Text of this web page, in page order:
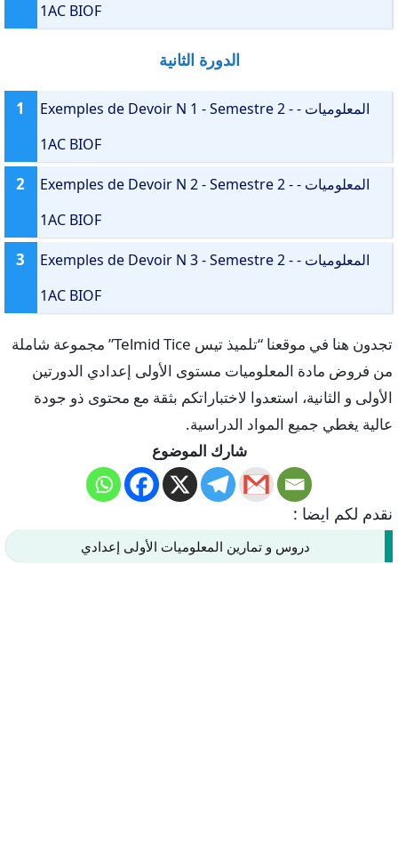
1AC BIOF
الدورة الثانية
1
Exemples de Devoir N 1 - Semestre 2 - المعلوميات -
1AC BIOF
2
Exemples de Devoir N 2 - Semestre 2 - المعلوميات -
1AC BIOF
3
Exemples de Devoir N 3 - Semestre 2 - المعلوميات -
1AC BIOF
تجدون هنا في موقعنا “تلميذ تيس Telmid Tice” مجموعة شاملة
من فروض مادة المعلوميات مستوى الأولى إعدادي الدورتين
الأولى و الثانية، استعدوا لاختباراتكم بثقة مع محتوى ذو جودة
عالية يغطي جميع المواد الدراسية.
شارك الموضوع
نقدم لكم ايضا :
دروس و تمارين المعلوميات الأولى إعدادي